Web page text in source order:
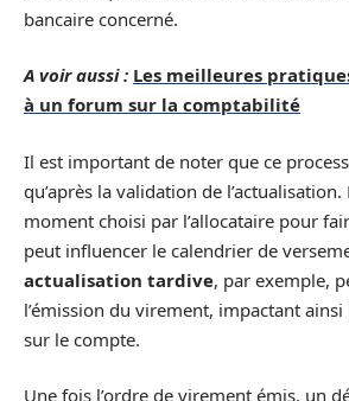
bancaire concerné.
A voir aussi : Les meilleures
à un forum sur la comptabilité
Il est important de noter que ce
qu’après la validation de
moment choisi par l’allocataire pour
peut influencer le calendrier de
actualisation tardive, par exemple,
l’émission du virement, impactant ainsi
sur le compte.
Une fois l’ordre de virement émis, un